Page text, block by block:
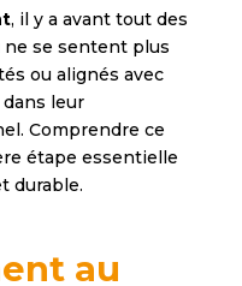
, il y a avant tout des
se sentent plus
ou alignés avec
leur
Comprendre ce
étape essentielle
durable.
au